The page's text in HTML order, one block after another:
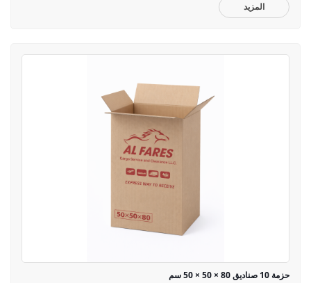
المزيد
حزمة 10 صناديق 80 × 50 × 50 سم